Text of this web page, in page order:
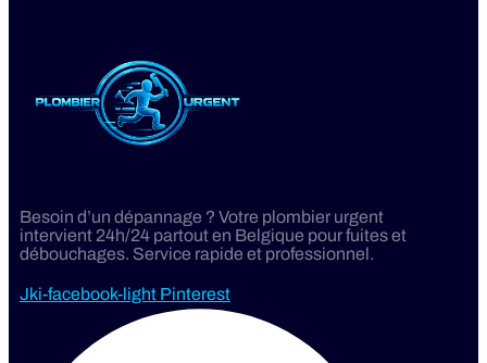
Besoin d’un dépannage ? Votre plombier urgent
intervient 24h/24 partout en Belgique pour fuites et
débouchages. Service rapide et professionnel.
Jki-facebook-light Pinterest